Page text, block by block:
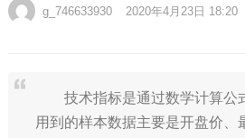
g_746633930 2020年4月23日 18:20
技术指标是通过数学计算公
用到的样本数据主要是开盘价、